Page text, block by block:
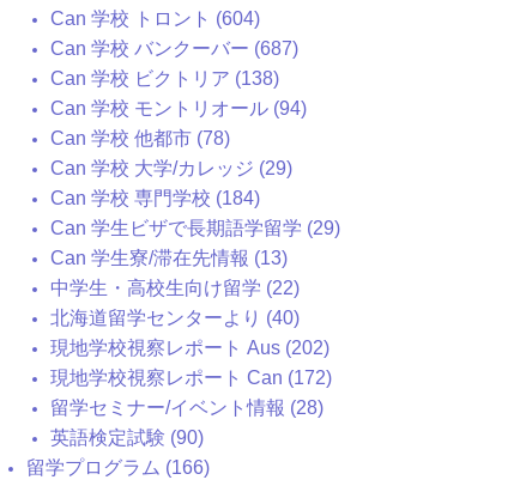
Can 学校 トロント (604)
Can 学校 バンクーバー (687)
Can 学校 ビクトリア (138)
Can 学校 モントリオール (94)
Can 学校 他都市 (78)
Can 学校 大学/カレッジ (29)
Can 学校 専門学校 (184)
Can 学生ビザで長期語学留学 (29)
Can 学生寮/滞在先情報 (13)
中学生・高校生向け留学 (22)
北海道留学センターより (40)
現地学校視察レポート Aus (202)
現地学校視察レポート Can (172)
留学セミナー/イベント情報 (28)
英語検定試験 (90)
留学プログラム (166)